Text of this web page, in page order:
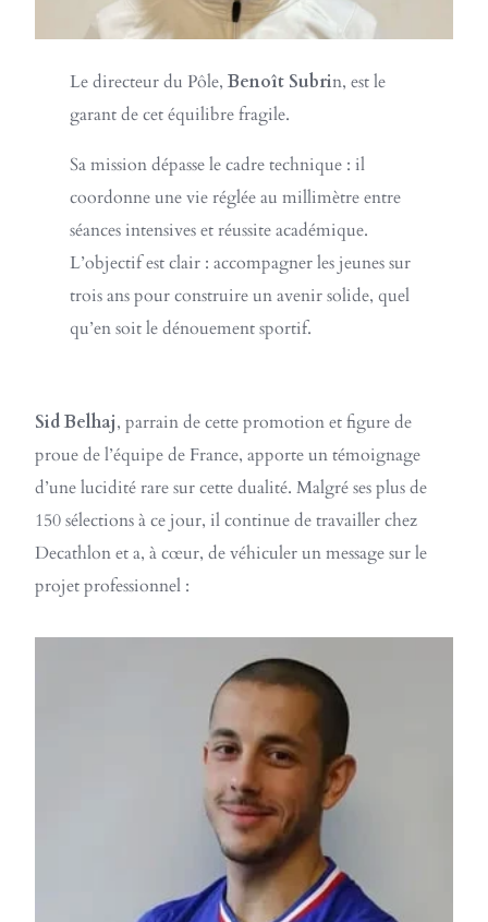
Le directeur du Pôle,Benoît Subrin, est le
garant de cet équilibre fragile.
Sa mission dépasse le cadre technique : il
coordonne une vie réglée au millimètre entre
séances intensives et réussite académique.
L’objectif est clair : accompagner les jeunes sur
trois ans pour construire un avenir solide, quel
qu’en soit le dénouement sportif.
Sid Belhaj, parrain de cette promotion et figure de
proue de l’équipe de France, apporte un témoignage
d’une lucidité rare sur cette dualité. Malgré ses plus de
150 sélections à ce jour, il continue de travailler chez
Decathlon et a, à cœur, de véhiculer un message sur le
projet professionnel :